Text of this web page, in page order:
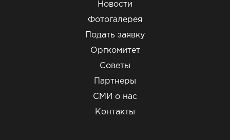
Новости
Фотогалерея
Подать заявку
Оргкомитет
Советы
Партнеры
СМИ о нас
Контакты